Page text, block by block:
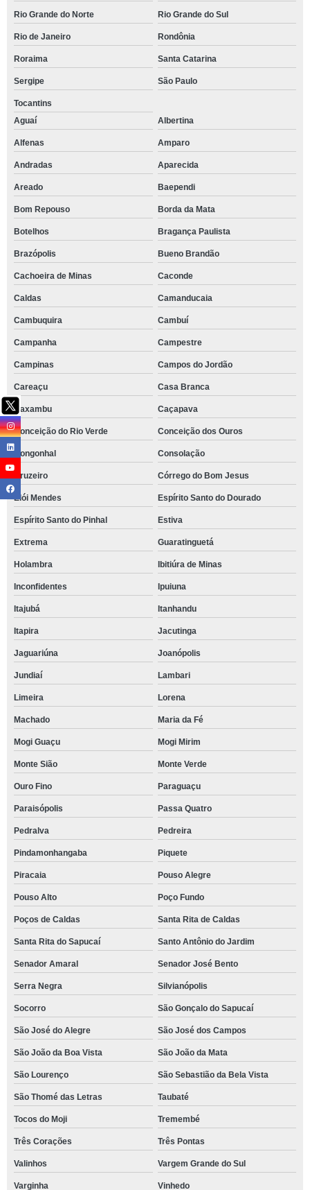
Rio Grande do Norte Rio Grande do Sul
Rio de Janeiro Rondônia
Roraima Santa Catarina
Sergipe São Paulo
Tocantins
Aguaí
Albertina
Alfenas Amparo
Andradas Aparecida
Areado Baependi
Bom Repouso Borda da Mata
Botelhos Bragança Paulista
Brazópolis Bueno Brandão
Cachoeira de Minas Caconde
Caldas Camanducaia
Cambuquira Cambuí
Campanha Campestre
Campinas Campos do Jordão
Careaçu Casa Branca
Caxambu Caçapava
Conceição do Rio Verde Conceição dos Ouros
Congonhal Consolação
Cruzeiro Córrego do Bom Jesus
Elói Mendes Espírito Santo do Dourado
Espírito Santo do Pinhal Estiva
Extrema Guaratinguetá
Holambra Ibitiúra de Minas
Inconfidentes Ipuiuna
Itajubá Itanhandu
Itapira Jacutinga
Jaguariúna Joanópolis
Jundiaí Lambari
Limeira Lorena
Machado Maria da Fé
Mogi Guaçu Mogi Mirim
Monte Sião Monte Verde
Ouro Fino Paraguaçu
Paraisópolis Passa Quatro
Pedralva Pedreira
Pindamonhangaba Piquete
Piracaia Pouso Alegre
Pouso Alto Poço Fundo
Poços de Caldas Santa Rita de Caldas
Santa Rita do Sapucaí Santo Antônio do Jardim
Senador Amaral Senador José Bento
Serra Negra Silvianópolis
Socorro São Gonçalo do Sapucaí
São José do Alegre São José dos Campos
São João da Boa Vista São João da Mata
São Lourenço São Sebastião da Bela Vista
São Thomé das Letras Taubaté
Tocos do Moji Tremembé
Três Corações Três Pontas
Valinhos Vargem Grande do Sul
Varginha Vinhedo